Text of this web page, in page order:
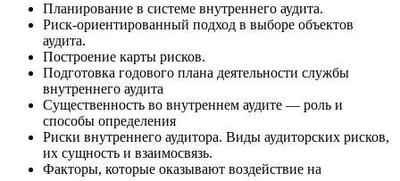
Планирование в системе внутреннего аудита.
Риск-ориентированный подход в выборе объектов
аудита.
Построение карты рисков.
Подготовка годового плана деятельности службы
внутреннего аудита
Существенность во внутреннем аудите — роль и
способы определения
Риски внутреннего аудитора. Виды аудиторских рисков,
их сущность и взаимосвязь.
Факторы, которые оказывают воздействие на